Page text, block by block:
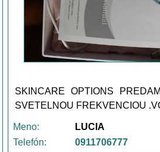
SKINCARE OPTIONS
SVETELNOU FREKVENCIOU
Meno:
LUCIA
Telefón:
0911706777